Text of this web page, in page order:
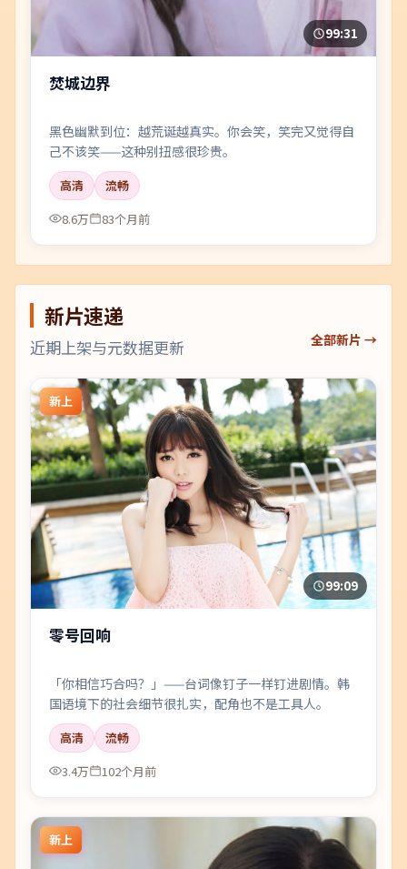
99:31
焚城边界
黑色幽默到位：越荒诞越真实。你会笑，笑完又觉得自
己不该笑——这种别扭感很珍贵。
高清
流畅
8.6万
83个月前
新片速递
近期上架与元数据更新 全部新片 →
新上
99:09
零号回响
「你相信巧合吗？」——台词像钉子一样钉进剧情。韩
国语境下的社会细节很扎实，配角也不是工具人。
高清
流畅
3.4万
102个月前
新上